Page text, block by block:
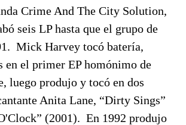
Crime And The City Solution,
seis LP hasta que el grupo de
Mick Harvey tocó batería,
en el primer EP homónimo de
luego produjo y tocó en dos
Anita Lane, “Dirty Sings”
(2001). En 1992 produjo